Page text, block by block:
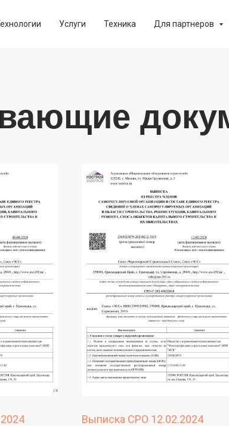
Услуги Техника Для партнеров
Выписка СРО 12.02.2024